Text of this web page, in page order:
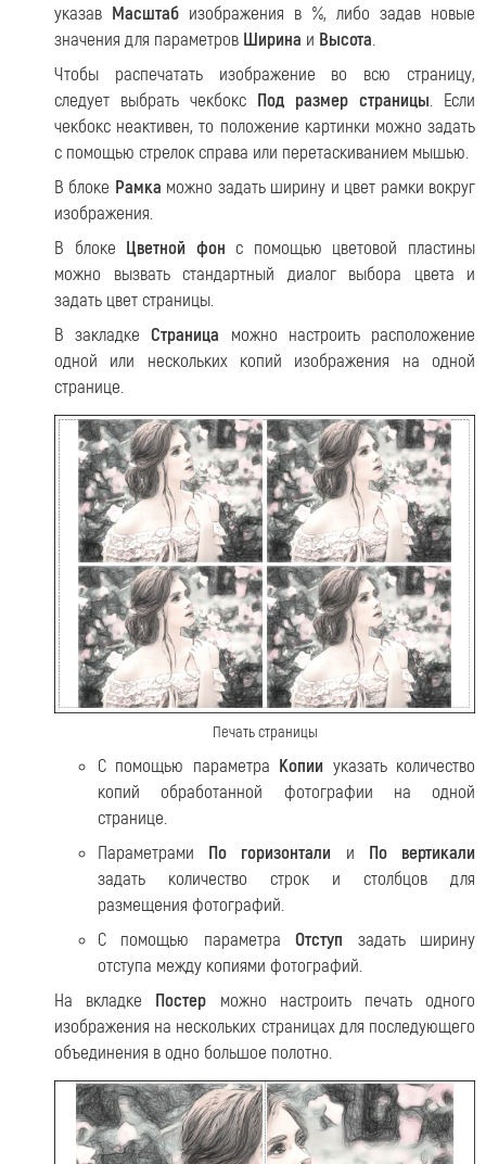
указав Масштаб изображения в %, либо задав новые
значения для параметров Ширина и Высота.
Чтобы распечатать изображение во всю страницу,
следует выбрать чекбокс Под размер страницы. Если
чекбокс неактивен, то положение картинки можно задать
с помощью стрелок справа или перетаскиванием мышью.
В блоке Рамка можно задать ширину и цвет рамки вокруг
изображения.
В блоке Цветной фон с помощью цветовой пластины
можно вызвать стандартный диалог выбора цвета и
задать цвет страницы.
В закладкеСтраница можно настроить расположение
одной или нескольких копий изображения на одной
странице.
Печать страницы
С помощью параметра Копии указать количество
копий обработанной фотографии на одной
странице.
Параметрами По горизонтали и По вертикали
задать количество строк и столбцов для
размещения фотографий.
С помощью параметраОтступ задать ширину
отступа между копиями фотографий.
На вкладке Постер можно настроить печать одного
изображения на нескольких страницах для последующего
объединения в одно большое полотно.